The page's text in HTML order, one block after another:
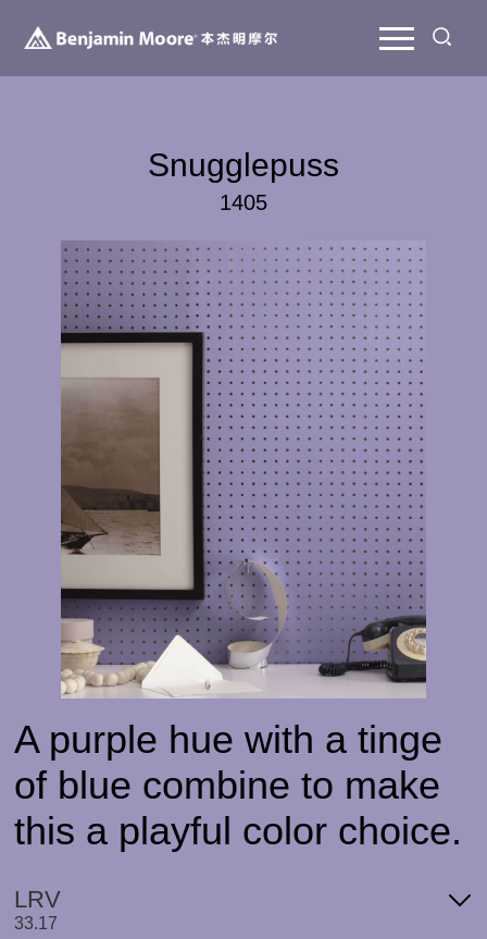
Snugglepuss
1405
A purple hue with a tinge
of blue combine to make
this a playful color choice.
LRV
33.17